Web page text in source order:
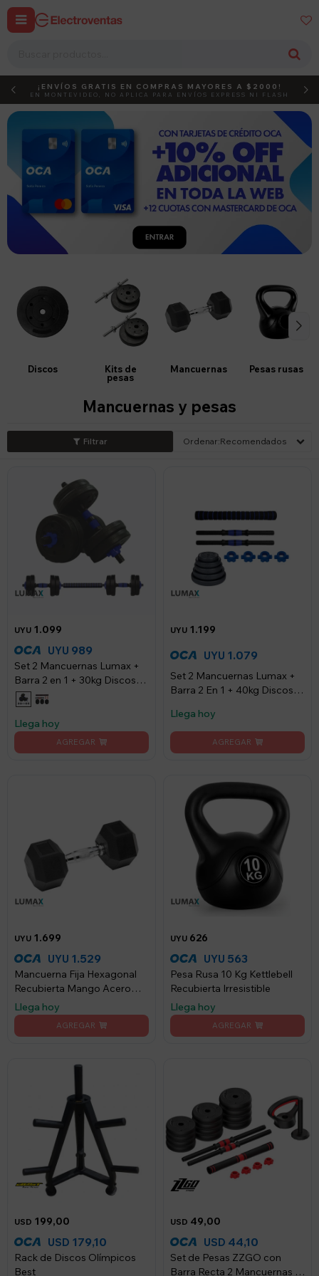
 
DEBUT ACTIVÁ EL CÓDIGO
¡ENVÍOS GRATIS EN COMPRAS MAYORES A $2000!
EN MONTEVIDEO, NO APLICA PARA ENVÍOS EXPRESS NI FLASH
Discos Kits de
pesas
Mancuernas Pesas rusas
Mancuernas y pesas
Recomendados
UYU 1.099
UYU 989
Set 2 Mancuernas Lumax +
Barra 2 en 1 + 30kg Discos
Pesas - Azul
Llega hoy
UYU 1.199
UYU 1.079
Set 2 Mancuernas Lumax +
Barra 2 En 1 + 40kg Discos
Llega hoy
UYU 1.699
UYU 1.529
Mancuerna Fija Hexagonal
Recubierta Mango Acero
Lumax 10KG
Llega hoy
UYU 626
UYU 563
Pesa Rusa 10 Kg Kettlebell
Recubierta Irresistible
Llega hoy
USD 199,00
USD 179,10
Rack de Discos Olímpicos
Best
USD 49,00
USD 44,10
Set de Pesas ZZGO con
Barra Recta 2 Mancuernas 1